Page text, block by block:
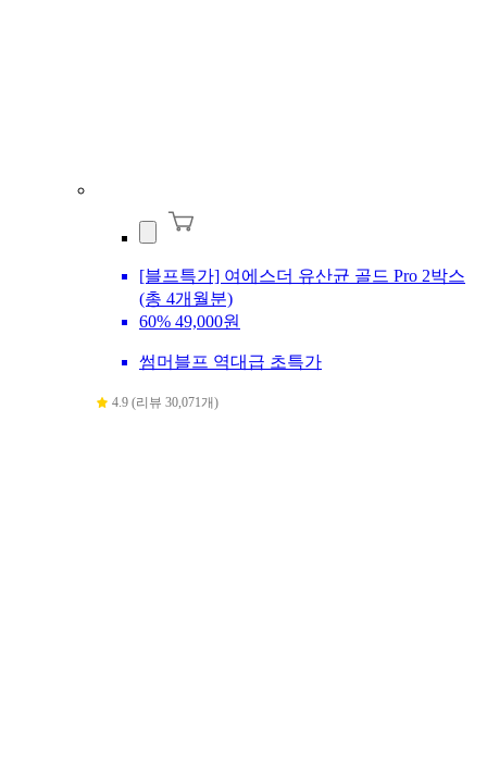
[블프특가] 여에스더 유산균 골드 Pro 2박스
(총 4개월분)
60% 49,000원
썸머블프 역대급 초특가
4.9 (리뷰 30,071개)